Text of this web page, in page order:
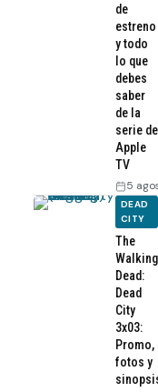
de
estreno
y todo
lo que
debes
saber
de la
serie de
Apple
TV
5
DEAD
CITY
The
Walking
Dead:
Dead
City
3x03:
Promo,
fotos y